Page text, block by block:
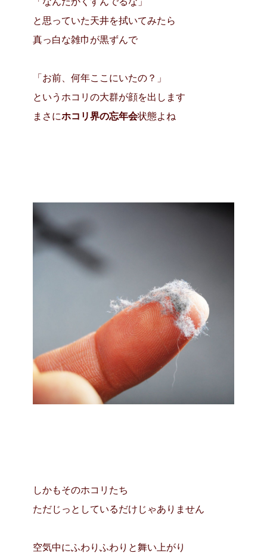
と思っていた天井を拭いてみたら
真っ白な雑巾が黒ずんで
「お前、何年ここにいたの？」
というホコリの大群が顔を出します
まさにホコリ界の忘年会状態よね
しかもそのホコリたち
ただじっとしているだけじゃありません
空気中にふわりふわりと舞い上がり